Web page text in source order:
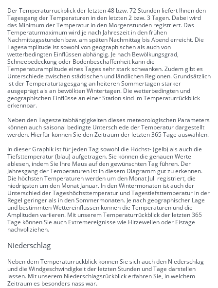
Der Temperaturrückblick der letzten 48 bzw. 72 Stunden liefert Ihnen den
Tagesgang der Temperaturen in den letzten 2 bzw. 3 Tagen. Dabei wird
das Minimum der Temperatur in den Morgenstunden registriert. Das
Temperaturmaximum wird je nach Jahreszeit in den frühen
Nachmittagsstunden bzw. am späten Nachmittag bis Abend erreicht. Die
Tagesamplitude ist sowohl von geographischen als auch von
wetterbedingten Einflüssen abhängig. Je nach Bewölkungsgrad,
Schneebedeckung oder Bodenbeschaffenheit kann die
Temperaturamplitude eines Tages sehr stark schwanken. Zudem gibt es
Unterschiede zwischen städtischen und ländlichen Regionen. Grundsätzlich
ist der Temperaturtagesgang an heiteren Sommertagen stärker
ausgeprägt als an bewölkten Wintertagen. Die wetterbedingten und
geographischen Einflüsse an einer Station sind im Temperaturrückblick
erkennbar.
Neben den Tageszeitabhängigkeiten dieses meteorologischen Parameters
können auch saisonal bedingte Unterschiede der Temperatur dargestellt
werden. Hierfür können Sie den Zeitraum der letzten 365 Tage auswählen.
In dieser Graphik ist für jeden Tag sowohl die Höchst- (gelb) als auch die
Tiefsttemperatur (blau) aufgetragen. Sie können die genauen Werte
ablesen, indem Sie Ihre Maus auf den gewünschten Tag führen. Der
Jahresgang der Temperaturen ist in diesem Diagramm gut zu erkennen.
Die höchsten Temperaturen werden um den Monat Juli registriert, die
niedrigsten um den Monat Januar. In den Wintermonaten ist auch der
Unterschied der Tageshöchsttemperatur und Tagestiefsttemperatur in der
Regel geringer als in den Sommermonaten. Je nach geographischer Lage
und bestimmten Wettereinflüssen können die Temperaturen und die
Amplituden variieren. Mit unserem Temperaturrückblick der letzten 365
Tage können Sie auch Extremereignisse wie Hitzewellen oder Eistage
nachvollziehen.
Niederschlag
Neben dem Temperaturrückblick können Sie sich auch den Niederschlag
und die Windgeschwindigkeit der letzten Stunden und Tage darstellen
lassen. Mit unserem Niederschlagsrückblick erfahren Sie, in welchem
Zeitraum es besonders nass war.